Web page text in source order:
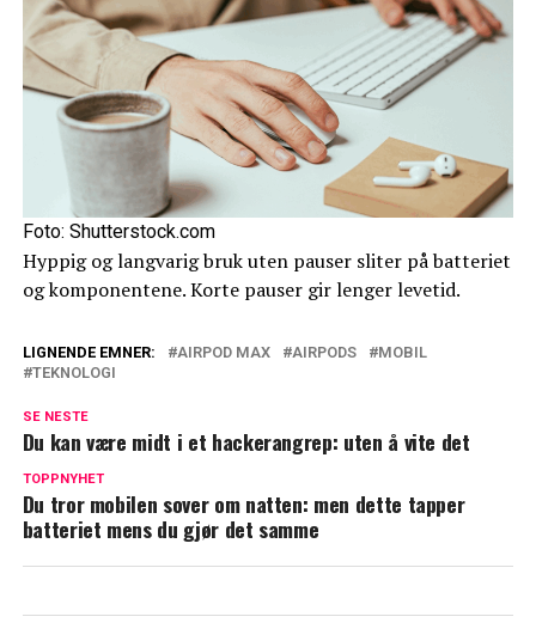
Foto: Shutterstock.com
Hyppig og langvarig bruk uten pauser sliter på batteriet
og komponentene. Korte pauser gir lenger levetid.
LIGNENDE EMNER: AIRPOD MAX AIRPODS
MOBIL
TEKNOLOGI
SE NESTE
Du kan være midt i et hackerangrep: uten å vite det
TOPPNYHET
Du tror mobilen sover om natten: men dette tapper
batteriet mens du gjør det samme